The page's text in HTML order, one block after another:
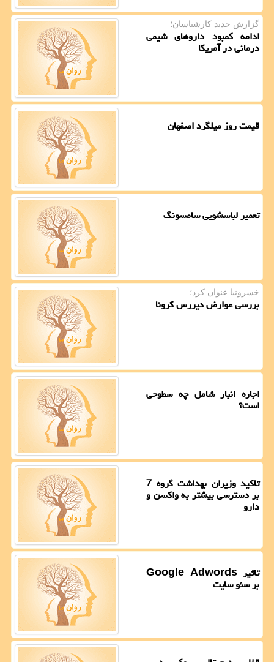
گزارش جدید كارشناسان؛
ادامه کمبود داروهای شیمی
درمانی در آمریکا
قیمت روز میلگرد اصفهان
تعمیر لباسشویی سامسونگ
خسرونیا عنوان كرد؛
بررسی عوارض دیررس کرونا
اجاره انبار شامل چه سطوحی
است؟
تاکید وزیران بهداشت گروه 7
بر دسترسی بیشتر به واکسن و
دارو
تاثیر Google Adwords
بر سئو سایت